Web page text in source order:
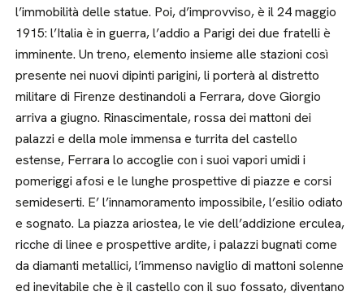
l’immobilità delle statue. Poi, d’improvviso, è il 24 maggio
1915: l’Italia è in guerra, l’addio a Parigi dei due fratelli è
imminente. Un treno, elemento insieme alle stazioni così
presente nei nuovi dipinti parigini, li porterà al distretto
militare di Firenze destinandoli a Ferrara, dove Giorgio
arriva a giugno. Rinascimentale, rossa dei mattoni dei
palazzi e della mole immensa e turrita del castello
estense, Ferrara lo accoglie con i suoi vapori umidi i
pomeriggi afosi e le lunghe prospettive di piazze e corsi
semideserti. E’ l’innamoramento impossibile, l’esilio odiato
e sognato. La piazza ariostea, le vie dell’addizione erculea,
ricche di linee e prospettive ardite, i palazzi bugnati come
da diamanti metallici, l’immenso naviglio di mattoni solenne
ed inevitabile che è il castello con il suo fossato, diventano